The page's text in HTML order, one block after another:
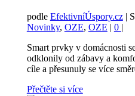
podle EfektivníÚspory.cz|
Novinky, OZE, OZE | 0 |
Smart prvky v domácnosti
odklonily od zábavy a
cíle a přesunuly se více
Přečtěte si více